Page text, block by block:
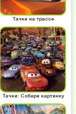
Тачки на трассе
Тачки: Собери картинку